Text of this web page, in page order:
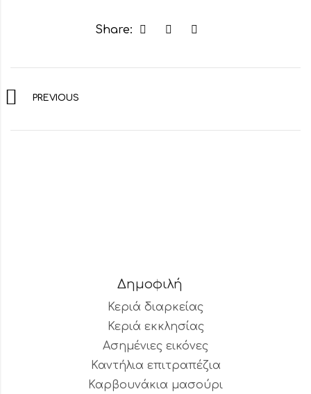
Share:
PREVIOUS
Δημοφιλή
Κεριά διαρκείας
Κεριά εκκλησίας
Ασημένιες εικόνες
Καντήλια επιτραπέζια
Καρβουνάκια μασούρι